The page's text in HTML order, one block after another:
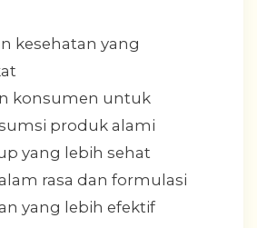
kesehatan yang
konsumen untuk
produk alami
yang lebih sehat
rasa dan formulasi
yang lebih efektif